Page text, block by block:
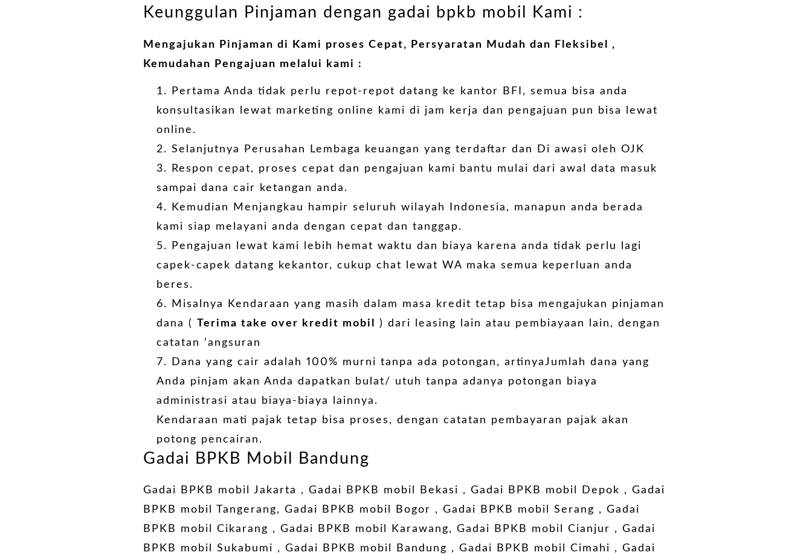
Keunggulan Pinjaman dengan gadai bpkb mobil Kami :
Mengajukan Pinjaman di Kami proses Cepat, Persyaratan Mudah dan Fleksibel ,
Kemudahan Pengajuan melalui kami :
Pertama Anda tidak perlu repot-repot datang ke kantor BFI, semua bisa anda
konsultasikan lewat marketing online kami di jam kerja dan pengajuan pun bisa lewat
online.
Selanjutnya Perusahan Lembaga keuangan yang terdaftar dan Di awasi olehOJK
Respon cepat, proses cepat dan pengajuan kami bantu mulai dari awal data masuk
sampai dana cair ketangan anda.
Kemudian Menjangkau hampir seluruh wilayah Indonesia, manapun anda berada
kami siap melayani anda dengan cepat dan tanggap.
Pengajuan lewat kami lebih hemat waktu dan biaya karena anda tidak perlu lagi
capek-capek datang kekantor, cukup chat lewat WA maka semua keperluan anda
beres.
Misalnya Kendaraan yang masih dalam masa kredit tetap bisa mengajukan pinjaman
dana (Terima take over kredit mobil
) dari leasing lain atau pembiayaan lain, dengan
catatan ‘angsuran
Dana yang cair adalah 100% murni tanpa ada potongan, artinyaJumlah dana yang
Anda pinjam akan Anda dapatkan bulat/ utuh tanpa adanya potongan biaya
administrasi atau biaya-biaya lainnya.
Kendaraan mati pajak tetap bisa proses, dengan catatan pembayaran pajak akan
potong pencairan.
Gadai BPKB Mobil Bandung
Gadai BPKB mobil Jakarta , Gadai BPKB mobil Bekasi , Gadai BPKB mobil Depok , Gadai
BPKB mobil Tangerang, Gadai BPKB mobil Bogor , Gadai BPKB mobil Serang , Gadai
BPKB mobil Cikarang , Gadai BPKB mobil Karawang, Gadai BPKB mobil Cianjur , Gadai
BPKB mobil Sukabumi
, Gadai BPKB mobil Bandung , Gadai BPKB mobil Cimahi , Gadai